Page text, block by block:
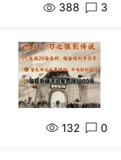
388 3
132 0